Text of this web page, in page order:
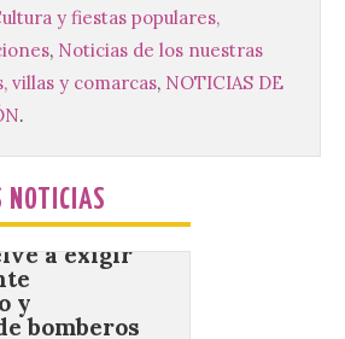
y fiestas populares,
, Noticias de los nuestras
villas y comarcas, NOTICIAS DE
.
NOTICIAS
composiciones
a coro, con un
Las candidaturas
hasta el 30 de
a […]
a exigir
bomberos
País